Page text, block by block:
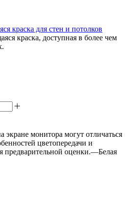
краска для стен и потолков
краска, доступная в более чем
монитора могут отличаться
цветопередачи и
предварительной оценки.—Белая